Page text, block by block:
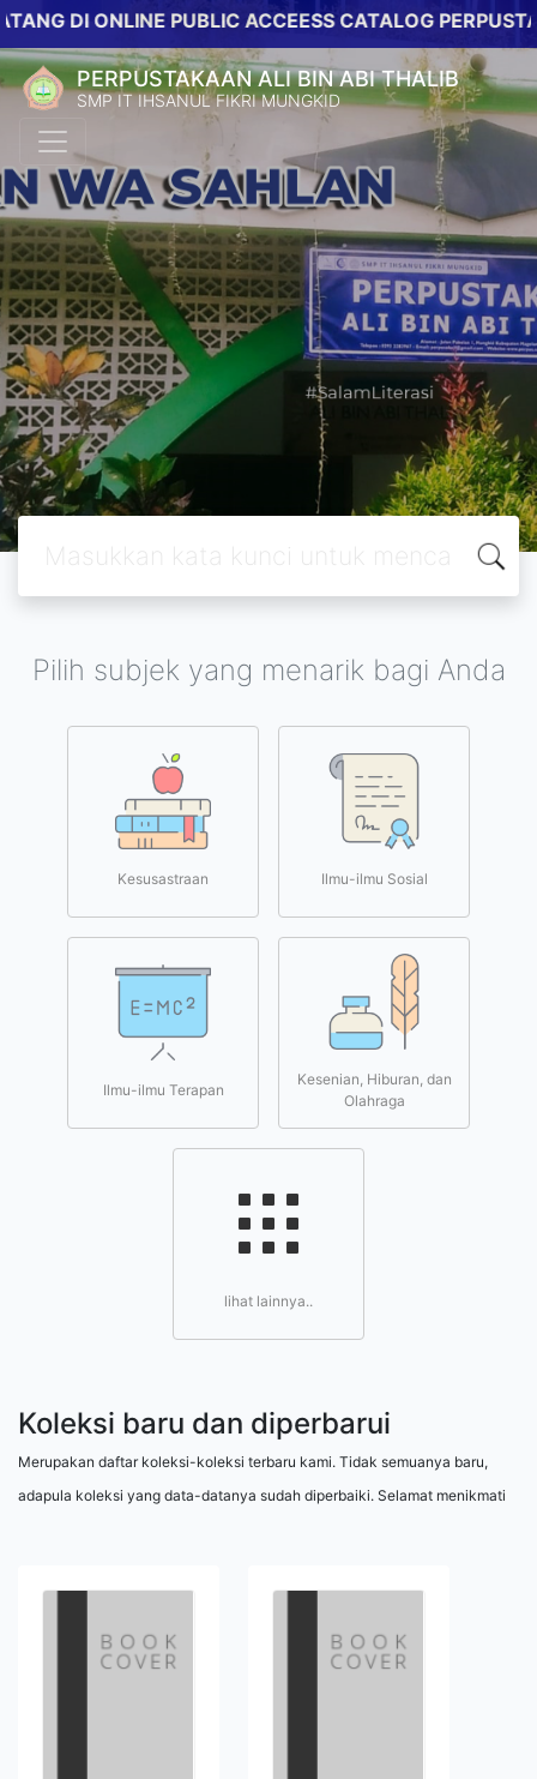
DI ONLINE PUBLIC ACCEESS CATALOG
PERPUSTAKAAN ALI BIN ABI THALIB
SMP IT IHSANUL FIKRI MUNGKID
Pilih subjek yang menarik bagi Anda
Kesusastraan Ilmu-ilmu Sosial
Ilmu-ilmu Terapan
Kesenian, Hiburan, dan
Olahraga
lihat lainnya..
Koleksi baru dan diperbarui
Merupakan daftar koleksi-koleksi terbaru kami. Tidak semuanya baru,
adapula koleksi yang data-datanya sudah diperbaiki. Selamat menikmati